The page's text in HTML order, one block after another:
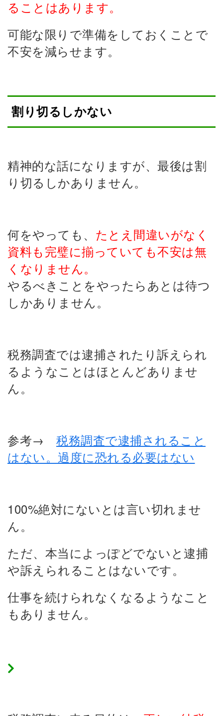
ることはあります。
可能な限りで準備をしておくことで
不安を減らせます。
割り切るしかない
精神的な話になりますが、最後は割
り切るしかありません。
何をやっても、 たとえ間違いがなく
資料も完璧に揃っていても不安は無
くなりません。
やるべきことをやったらあとは待つ
しかありません。
税務調査では逮捕されたり訴えられ
るようなことはほとんどありませ
ん。
参考→ 税務調査で逮捕されること
はない。過度に恐れる必要はない
100%絶対にないとは言い切れませ
ん。
ただ、本当によっぽどでないと逮捕
や訴えられることはないです。
仕事を続けられなくなるようなこと
もありません。